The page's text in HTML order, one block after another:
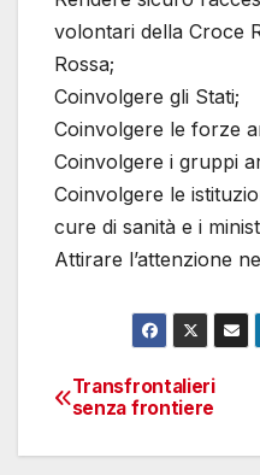
volontari della Croce
Rossa;
Coinvolgere gli Stati;
Coinvolgere le forze
Coinvolgere i gruppi
Coinvolgere le
cure di sanità e i
Attirare l’attenzione
articoli
Transfrontalieri
senza frontiere